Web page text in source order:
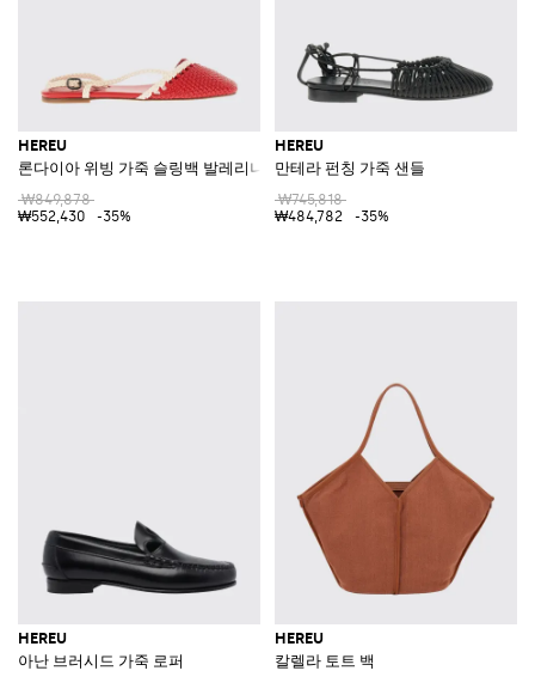
HEREU
론다이아 위빙 가죽 슬링백 발레리나 플랫
₩849,878
₩552,430
-35%
HEREU
만테라 펀칭 가죽 샌들
₩745,818
₩484,782
-35%
HEREU
아난 브러시드 가죽 로퍼
HEREU
칼렐라 토트 백